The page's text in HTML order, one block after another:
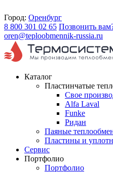
Город: Оренбург
8 800 301 02 65 Позвонить
oren@teploobmennik-russia.ru
Каталог
Пластинчатые
Свое
Alfa Laval
Funke
Ридан
Паяные
Пластины и
Сервис
Портфолио
Портфолио